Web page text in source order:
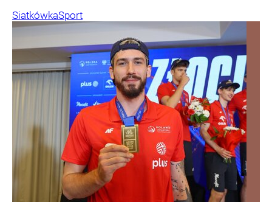
SiatkówkaSport